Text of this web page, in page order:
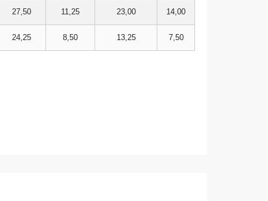
27,50 11,25 23,00 14,00
24,25 8,50 13,25 7,50